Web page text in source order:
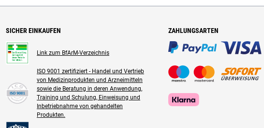
SICHER EINKAUFEN
Link zum BfArM-Verzeichnis
ISO 9001 zertifiziert - Handel und Vertrieb
von Medizinprodukten und Arzneimitteln
sowie die Beratung in deren Anwendung,
Training und Schulung, Einweisung und
Inbetriebnahme von gehandelten
Produkten.
ZAHLUNGSARTEN